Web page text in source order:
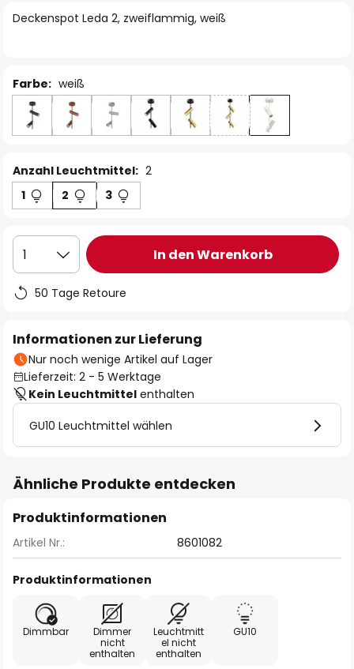
Deckenspot Leda 2, zweiflammig, weiß
Farbe: weiß
Anzahl Leuchtmittel: 2
1
2 3
1 In den Warenkorb
50 Tage Retoure
Informationen zur Lieferung
Nur noch wenige Artikel auf Lager
Lieferzeit: 2 - 5 Werktage
Kein Leuchtmittel enthalten
GU10 Leuchtmittel wählen
Ähnliche Produkte entdecken
Produktinformationen
Artikel Nr.: 8601082
Produktinformationen
Dimmbar
Dimmer
nicht
enthalten
Leuchtmitt
el nicht
enthalten
GU10